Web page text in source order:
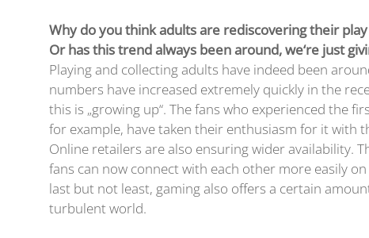
Why do you think adults are rediscovering their
Or has this trend always been around, we‘re just
Playing and collecting adults have indeed been
numbers have increased extremely quickly in the
this is „growing up“. The fans who experienced the
for example, have taken their enthusiasm for it with
Online retailers are also ensuring wider availability.
fans can now connect with each other more easily
last but not least, gaming also offers a certain
turbulent world.